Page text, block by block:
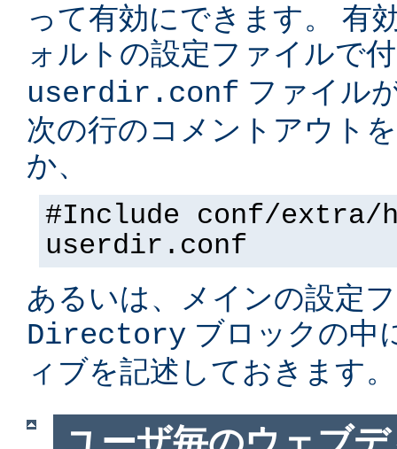
って有効にできます。 有
ォルトの設定ファイルで
userdir.conf ファイル
次の行のコメントアウト
か、
#Include conf/extra/
userdir.conf
あるいは、メインの設定
Directory ブロックの中
ィブを記述しておきます。